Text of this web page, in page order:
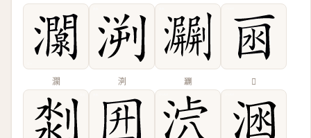
灁 㴊 㶜 𠀯